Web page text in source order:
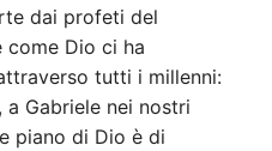
dai profeti del
come Dio ci ha
tutti i millenni:
Gabriele nei nostri
piano di Dio è di